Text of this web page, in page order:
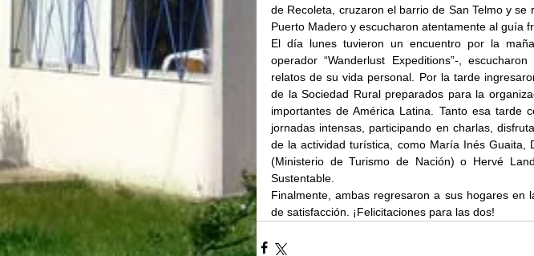
de Recoleta, cruzaron el barrio de San Telmo y
Puerto Madero y escucharon atentamente al guía
El día lunes tuvieron un encuentro por la
operador “Wanderlust Expeditions”-,
relatos de su vida personal. Por la tarde
de la Sociedad Rural preparados para la
importantes de América Latina. Tanto esa tarde
jornadas intensas, participando en charlas,
de la actividad turística, como María Inés Guaita,
(Ministerio de Turismo de Nación) o Hervé
Sustentable.
Finalmente, ambas regresaron a sus hogares en
de satisfacción. ¡Felicitaciones para las dos!